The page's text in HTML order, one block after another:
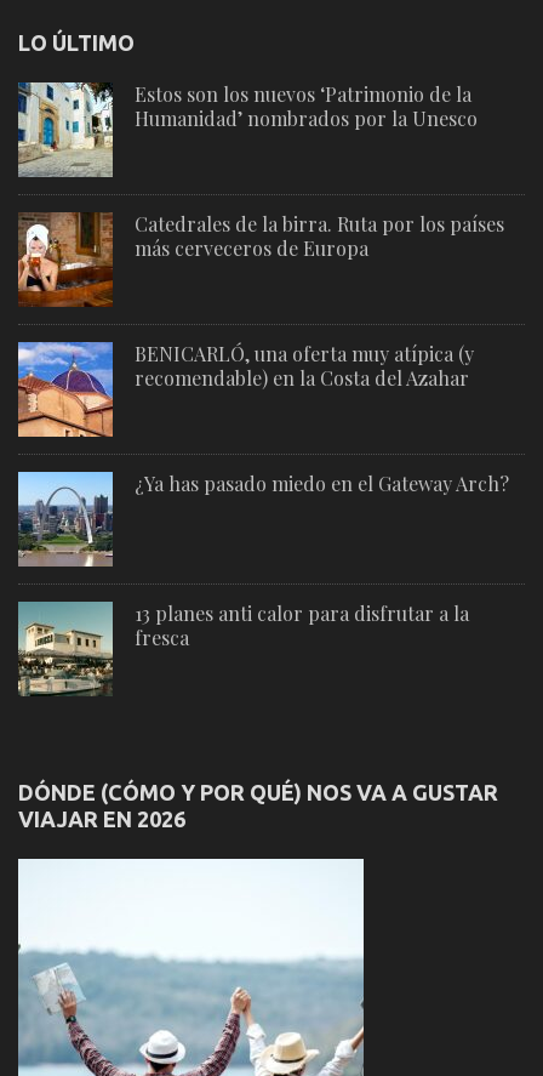
LO ÚLTIMO
Estos son los nuevos ‘Patrimonio de la
Humanidad’ nombrados por la Unesco
Catedrales de la birra. Ruta por los países
más cerveceros de Europa
BENICARLÓ, una oferta muy atípica (y
recomendable) en la Costa del Azahar
¿Ya has pasado miedo en el Gateway Arch?
13 planes anti calor para disfrutar a la
fresca
DÓNDE (CÓMO Y POR QUÉ) NOS VA A GUSTAR
VIAJAR EN 2026